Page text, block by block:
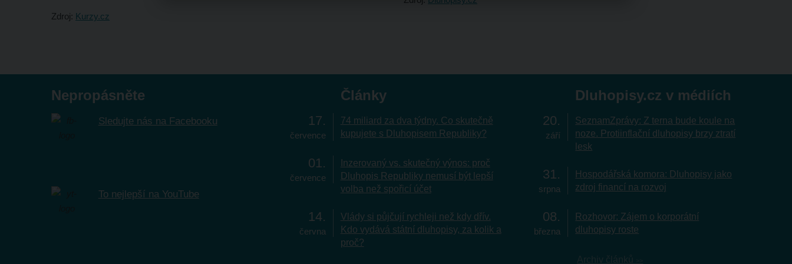
Zdroj: Kurzy.cz
Nepropásněte
Sledujte nás na Facebooku
To nejlepší na YouTube
Články
17
července
74 miliard za dva týdny. Co skutečně
kupujete s Dluhopisem Republiky?
01
července
Inzerovaný vs. skutečný výnos: proč
Dluhopis Republiky nemusí být lepší
volba než spořicí účet
14
června
Vlády si půjčují rychleji než kdy dřív.
Kdo vydává státní dluhopisy, za kolik a
proč?
Dluhopisy.cz v médiích
20
září
SeznamZprávy: Z terna bude koule na
noze. Protiinflační dluhopisy brzy ztratí
lesk
31
srpna
Hospodářská komora: Dluhopisy jako
zdroj financí na rozvoj
08
března
Rozhovor: Zájem o korporátní
dluhopisy roste